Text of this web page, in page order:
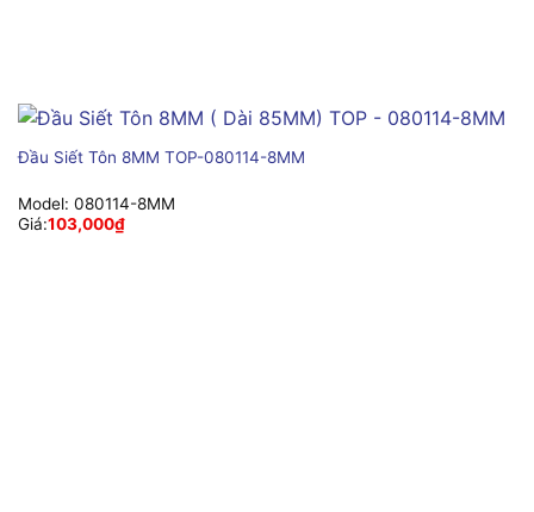
Đầu Siết Tôn 8MM TOP-080114-8MM
Model: 080114-8MM
Giá:103,000₫